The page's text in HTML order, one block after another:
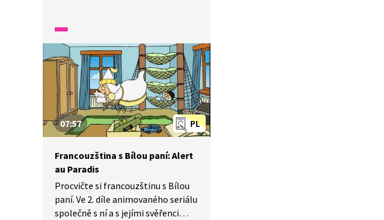
a poslouchejte, dozvíte se, jaké má
kouzelné schopnosti.
PL
07:57
Francouzština s Bílou paní: Alert
au Paradis
Procvičte si francouzštinu s Bílou
paní. Ve 2. díle animovaného seriálu
společně s ní a s jejími svěřenci